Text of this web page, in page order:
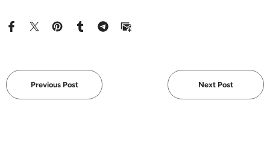
Previous Post Next Post